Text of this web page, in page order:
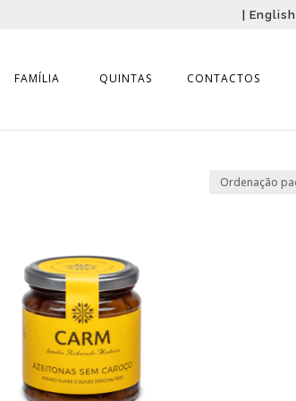
| English
FAMÍLIA QUINTAS CONTACTOS